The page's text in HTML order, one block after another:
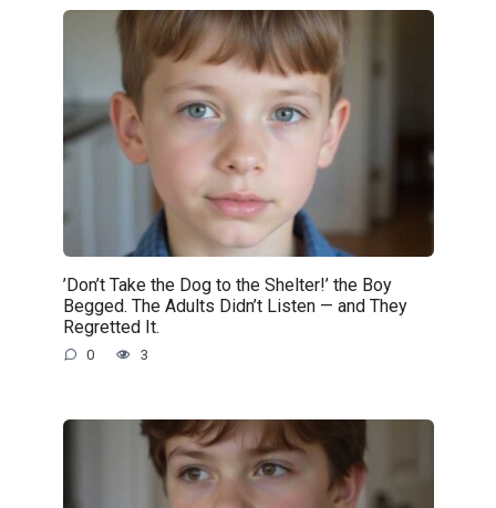
’Don’t Take the Dog to the Shelter!’ the Boy
Begged. The Adults Didn’t Listen — and They
Regretted It.
0 3